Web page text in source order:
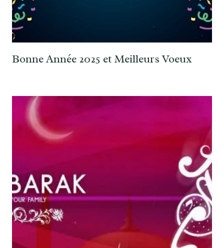
Bonne Année 2025 et Meilleurs Voeux